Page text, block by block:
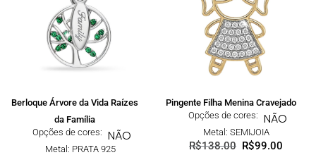
Berloque Árvore da Vida Raízes
da Família
Opções de cores: NÃO
Metal: PRATA 925
Pingente Filha Menina Cravejado
Opções de cores: NÃO
Metal: SEMIJOIA
R$138.00 R$99.00